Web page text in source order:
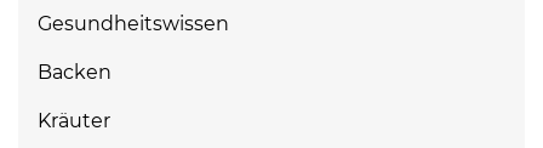
Gesundheitswissen
Backen
Kräuter